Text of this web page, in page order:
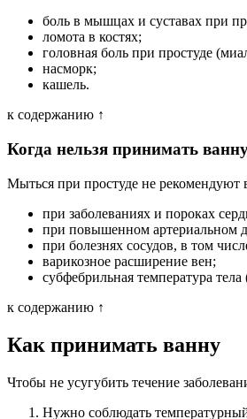
боль в мышцах и суставах при
ломота в костях;
головная боль при простуде
насморк;
кашель.
к содержанию ↑
Когда нельзя принимать
Мыться при простуде не рекомендуют
при заболеваниях и пороках
при повышенном артериальном
при болезнях сосудов, в том
варикозное расширение вен;
субфебрильная температура
к содержанию ↑
Как принимать ванну
Чтобы не усугубить течение
Нужно соблюдать